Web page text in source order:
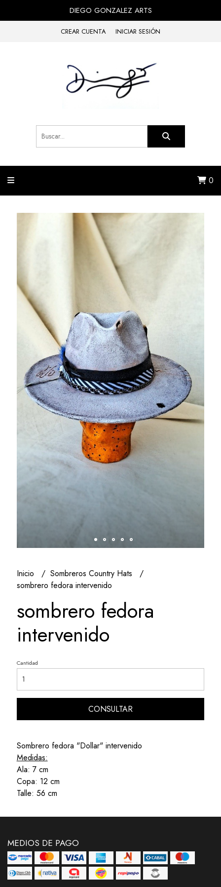
DIEGO GONZALEZ ARTS
CREAR CUENTA INICIAR SESIÓN
0
Inicio
Sombreros Country Hats
sombrero fedora intervenido
sombrero fedora
intervenido
Cantidad
CONSULTAR
Sombrero fedora "Dollar" intervenido
Medidas:
Ala: 7 cm
Copa: 12 cm
Talle: 56 cm
MEDIOS DE PAGO